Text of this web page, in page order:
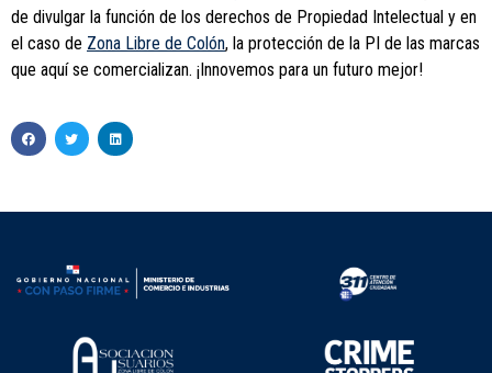
de divulgar la función de los derechos de Propiedad Intelectual y en
el caso de Zona Libre de Colón, la protección de la PI de las marcas
que aquí se comercializan. ¡Innovemos para un futuro mejor!